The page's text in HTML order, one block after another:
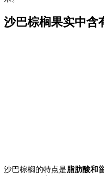
沙巴棕榈果实中含
沙巴棕榈的特点是脂肪酸和